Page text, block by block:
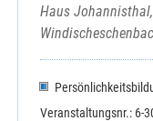
Haus
Veranstaltungsnr.: 6-